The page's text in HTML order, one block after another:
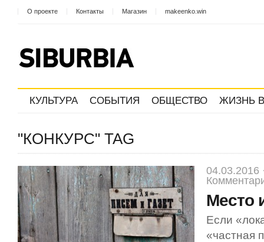
О проекте Контакты Магазин makeenko.win
КУЛЬТУРА СОБЫТИЯ ОБЩЕСТВО ЖИЗНЬ
"КОНКУРС" TAG
04.03.2016
Место
Если
«частная